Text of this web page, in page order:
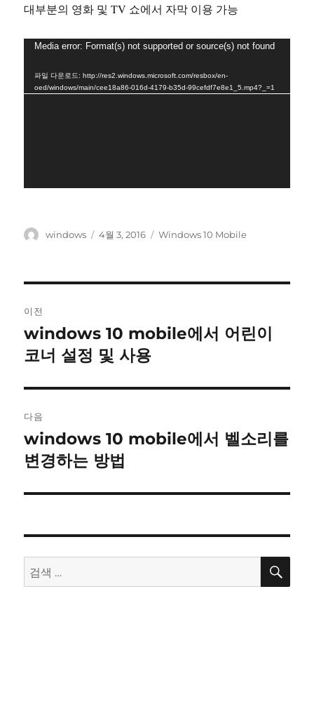
대부분의 영화 및 TV 쇼에서 자막 이용 가능
오
Media error: Format(s) not supported or source(s) not found
파일 다운로드: http://res2.windows.microsoft.com/resbox/en-
oed/windows/main/cee18a86-016d-4179-b35d-99cefdf7e8e1_5.mp4?_=1
글
windows
작
4월 3, 2016
태
Windows 10 Mobile
내
비
게
이
션
이전
이
전
windows 10 mobile에서 어린이
코너 설정 및 사용
다음
다
음
windows 10 mobile에서 벨소리를
변경하는 방법
검
색:
검